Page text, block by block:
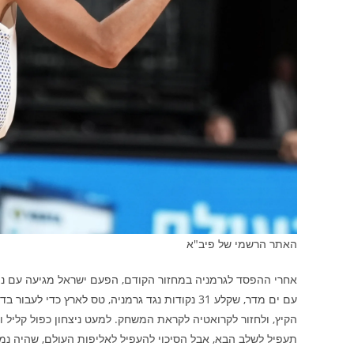
האתר הרשמי של פיב"א
אחרי ההפסד לגרמניה במחזור הקודם, הפעם ישראל מגיעה עם
עם ים מדר, שקלע 31 נקודות נגד גרמניה, טס
הקיץ, ולחזור לקרואטיה לקראת המשחק. למעט ניצחון כפול
תעפיל לשלב הבא, אבל הסיכוי להעפיל לאליפות העולם, שהיה